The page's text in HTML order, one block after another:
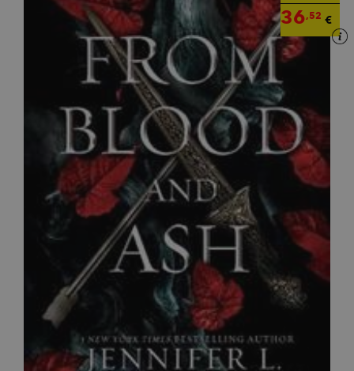
36,52 €